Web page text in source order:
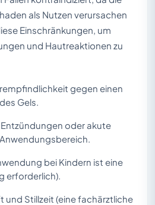
als Nutzen verursachen
Einschränkungen, um
und Hautreaktionen zu
gegen einen
Gels.
oder akute
bei Kindern ist eine
erforderlich).
und Stillzeit (eine fachärztliche